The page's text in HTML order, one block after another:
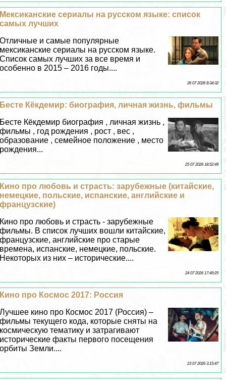
Мексиканские сериалы на русском языке: список
самых лучших
Отличные и самые популярные
мексиканские сериалы на русском языке.
Список самых лучших за все время и
особенно в 2015 – 2016 годы....
26 07 2026 8:34:32
Бесте Кёкдемир: биография, личная жизнь, фильмы
Бесте Кёкдемир биография , личная жизнь ,
фильмы , год рождения , рост , вес ,
образование , семейное положение , место
рождения...
25 07 2026 18:52:49
Кино про любовь и страсть: зарубежные (китайские,
немецкие, польские, испанские, английские и
французские)
Кино про любовь и страсть - зарубежные
фильмы. В список лучших вошли китайские,
французские, английские про старые
времена, испанские, немецкие, польские.
Некоторых из них – исторические....
24 07 2026 17:49:25
Кино про Космос 2017: Россия
Лучшее кино про Космос 2017 (Россия) –
фильмы текущего кода, которые сняты на
космическую тематику и затрагивают
исторические факты первого посещения
орбиты Земли....
23 07 2026 3:15:47